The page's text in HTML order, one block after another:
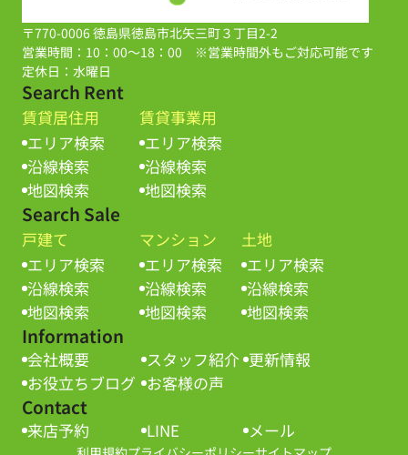
〒770-0006 徳島県徳島市北矢三町３丁目2-2
営業時間：10：00～18：00 ※営業時間外もご対応可能です
定休日：水曜日
Search Rent
賃貸居住用
エリア検索
沿線検索
地図検索
賃貸事業用
エリア検索
沿線検索
地図検索
Search Sale
戸建て
エリア検索
沿線検索
地図検索
マンション
エリア検索
沿線検索
地図検索
土地
エリア検索
沿線検索
地図検索
Information
会社概要 スタッフ紹介 更新情報
お役立ちブログ お客様の声
Contact
来店予約 LINE メール